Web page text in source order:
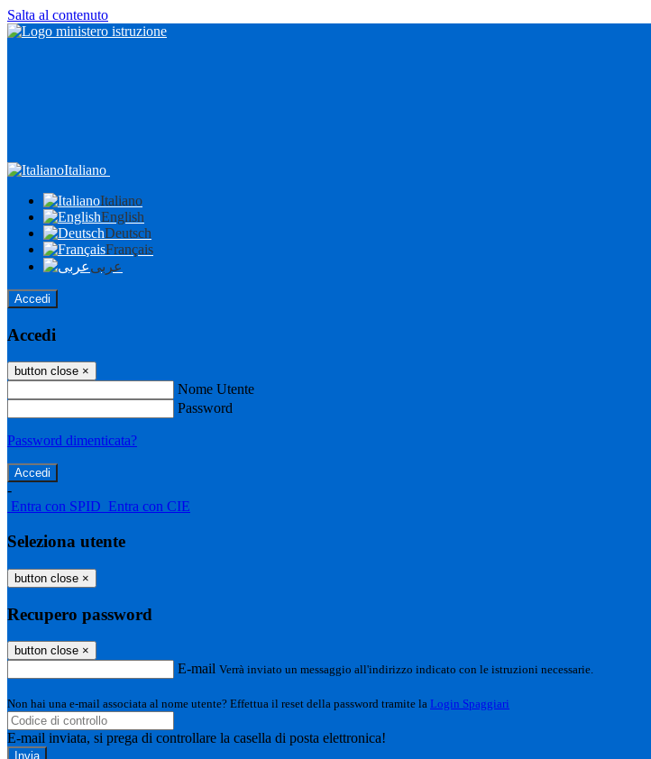
Salta al contenuto
Italiano
Italiano
English
Deutsch
Français
عربى
Accedi
Accedi
button close ×
Nome Utente
Password
Password dimenticata?
-
Entra con SPID Entra con CIE
Seleziona utente
button close ×
Recupero password
button close ×
E-mail Verrà inviato un messaggio all'indirizzo indicato con le istruzioni necessarie.
Non hai una e-mail associata al nome utente? Effettua il reset della password tramite la Login Spaggiari
E-mail inviata, si prega di controllare la casella di posta elettronica!